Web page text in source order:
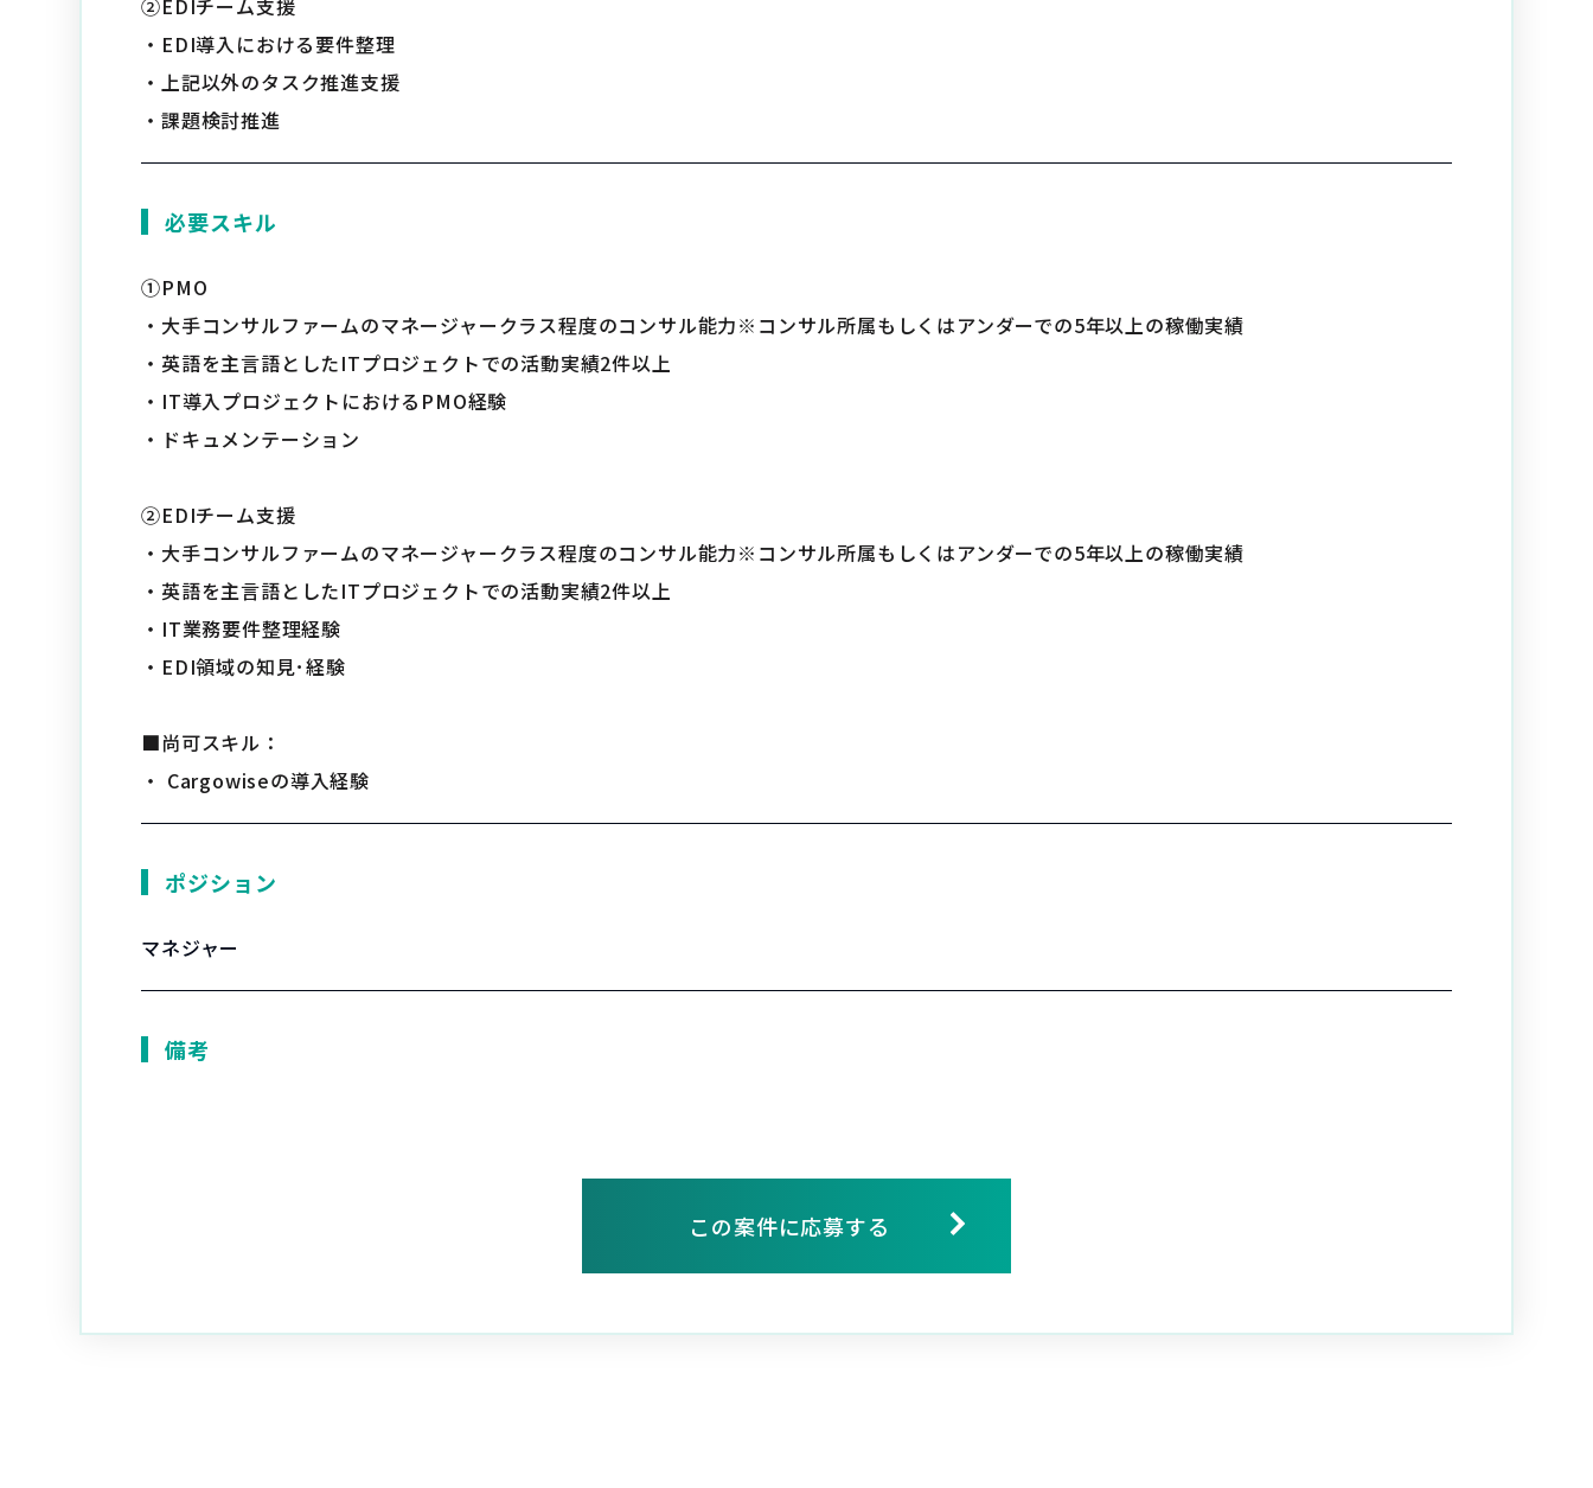
②EDIチーム支援
・EDI導入における要件整理
・上記以外のタスク推進支援
・課題検討推進
必要スキル
①PMO
・大手コンサルファームのマネージャークラス程度のコンサル能力※コンサル所属もしくはアンダーでの5年以上の稼働実績
・英語を主言語としたITプロジェクトでの活動実績2件以上
・IT導入プロジェクトにおけるPMO経験
・ドキュメンテーション
②EDIチーム支援
・大手コンサルファームのマネージャークラス程度のコンサル能力※コンサル所属もしくはアンダーでの5年以上の稼働実績
・英語を主言語としたITプロジェクトでの活動実績2件以上
・IT業務要件整理経験
・EDI領域の知見･経験
■尚可スキル：
・ Cargowiseの導入経験
ポジション
マネジャー
備考
この案件に応募する